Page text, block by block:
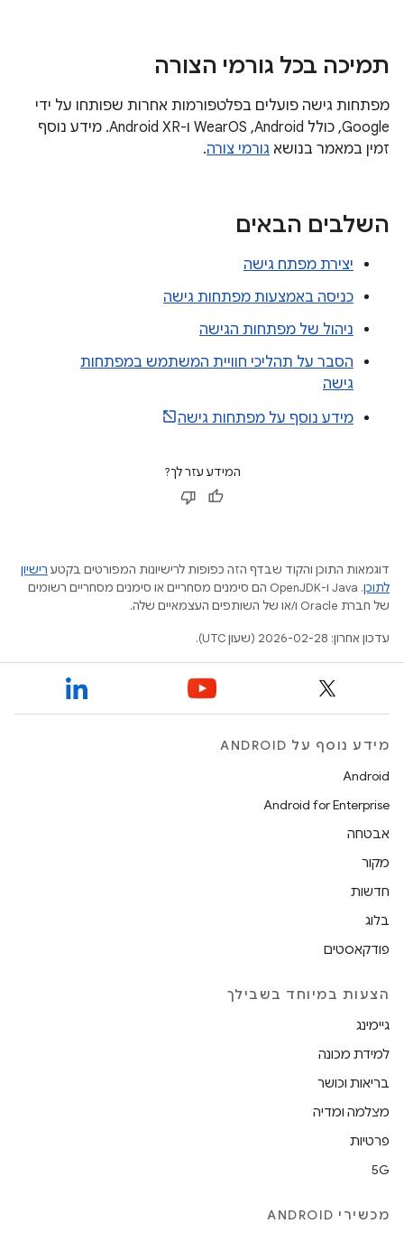
תמיכה בכל גורמי הצורה
מפתחות גישה פועלים בפלטפורמות אחרות שפותחו על ידי
Google, כולל Android,‏ WearOS ו-Android XR. מידע נוסף
זמין במאמר בנושא גורמי צורה.
השלבים הבאים
יצירת מפתח גישה
כניסה באמצעות מפתחות גישה
ניהול של מפתחות הגישה
הסבר על תהליכי חוויית המשתמש במפתחות
גישה
מידע נוסף על מפתחות גישה
המידע עזר לך?
דוגמאות התוכן והקוד שבדף הזה כפופות לרישיונות המפורטים בקטע רישיון
לתוכן
.‏ Java ו-OpenJDK הם סימנים מסחריים או סימנים מסחריים רשומים
של חברת Oracle ו/או של השותפים העצמאיים שלה.
עדכון אחרון: 2026-02-28 (שעון UTC).
מידע נוסף על ANDROID
Android
Android for Enterprise
אבטחה
מקור
חדשות
בלוג
פודקאסטים
הצעות במיוחד בשבילך
גיימינג
למידת מכונה
בריאות וכושר
מצלמה ומדיה
פרטיות
5G
מכשירי ANDROID